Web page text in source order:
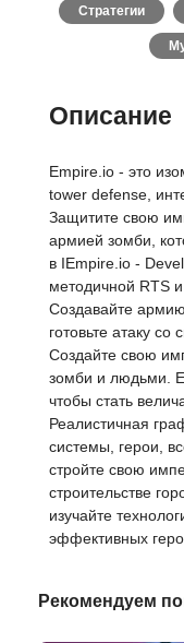
Стратегии
Описание
Empire.io - это
tower defense,
Защитите свою
армией зомби,
в IEmpire.io -
методичной RTS и
Создавайте
готовьте атаку
Создайте свою
зомби и людьми.
чтобы стать
Реалистичная
системы, герои,
стройте свою
строительстве
изучайте
эффективных
Рекомендуем